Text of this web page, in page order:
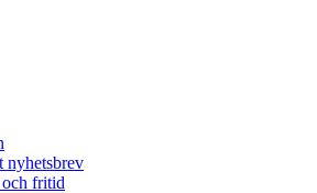
nyhetsbrev
och fritid